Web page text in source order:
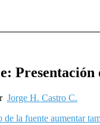
Jorge H. Castro C.
de la fuente aumentar